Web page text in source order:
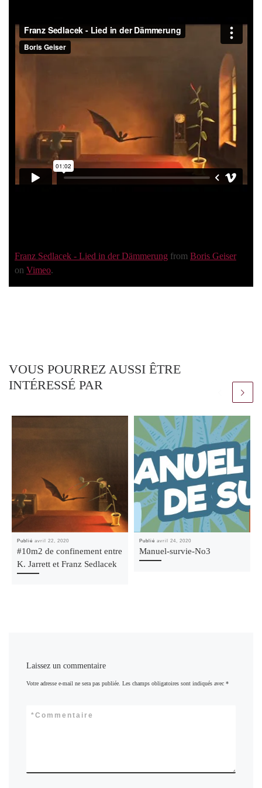
Franz Sedlacek - Lied in der Dämmerung from Boris Geiser
on Vimeo.
VOUS POURREZ AUSSI ÊTRE
INTÉRESSÉ PAR
Publiéavril 22, 2020
#10m2 de confinement entre
K. Jarrett et Franz Sedlacek
Publiéavril 24, 2020
Manuel-survie-No3
Laissez un commentaire
Votre adresse e-mail ne sera pas publiée. Les champs obligatoires sont indiqués avec*
Commentaire
*